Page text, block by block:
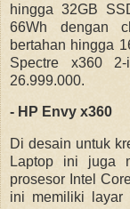
hingga 32GB
66Wh dengan
bertahan hingga
Spectre x360
26.999.000.
- HP Envy x360
Di desain untuk
Laptop ini juga
prosesor Intel
ini memiliki layar